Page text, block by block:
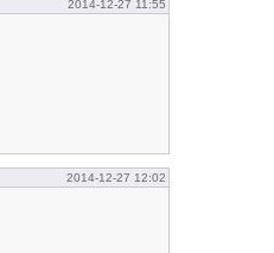
2014-12-27 11:55
2014-12-27 12:02